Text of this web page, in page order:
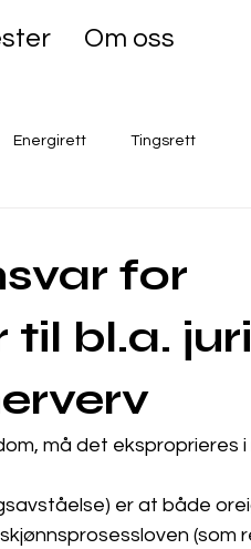
Om oss
Energirett Tingsrett
for
bl.a.
må det eksproprieres
er at både
(som